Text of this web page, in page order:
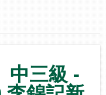
中三級 -